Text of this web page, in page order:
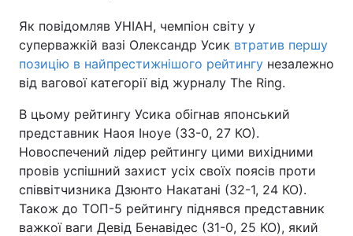
Як повідомляв УНІАН, чемпіон світу у
суперважкій вазі Олександр Усик втратив першу
позицію в найпрестижнішого рейтингу незалежно
від вагової категорії від журналу The Ring.
В цьому рейтингу Усика обігнав японський
представник Наоя Іноуе (33-0, 27 КО).
Новоспечений лідер рейтингу цими вихідними
провів успішний захист усіх своїх поясів проти
співвітчизника Дзюнто Накатані (32-1, 24 КО).
Також до ТОП-5 рейтингу піднявся представник
важкої ваги Девід Бенавідес (31-0, 25 KO), який